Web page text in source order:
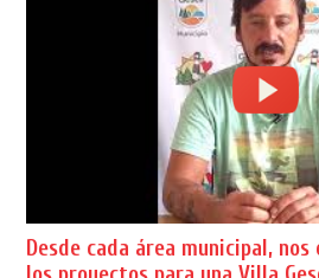
Desde cada área municipal, nos